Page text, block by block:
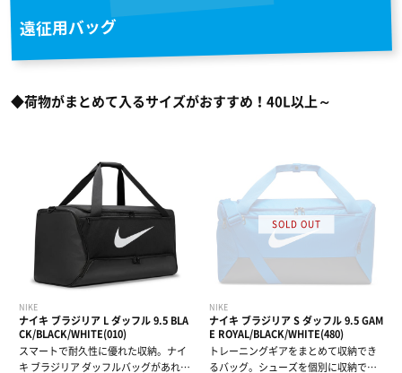
遠征用バッグ
◆荷物がまとめて入るサイズがおすすめ！40L以上～
NIKE
ナイキ ブラジリア L ダッフル 9.5 BLA
CK/BLACK/WHITE(010)
スマートで耐久性に優れた収納。ナイ
キ ブラジリア ダッフルバッグがあれ
NIKE
ナイキ ブラジリア S ダッフル 9.5 GAM
E ROYAL/BLACK/WHITE(480)
トレーニングギアをまとめて収納でき
るバッグ。シューズを個別に収納でき